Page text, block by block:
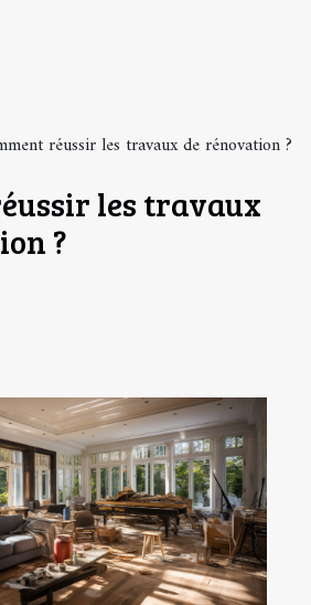
réussir les travaux de rénovation ?
les travaux
?